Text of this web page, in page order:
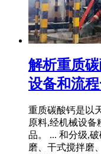
解析重质
设备和流
重质碳酸钙是以
原料,经机械设备
品。 ... 和分级,
磨、干式搅拌磨